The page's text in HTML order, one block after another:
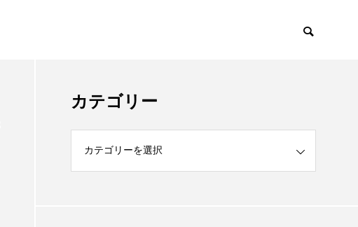
カテゴリー